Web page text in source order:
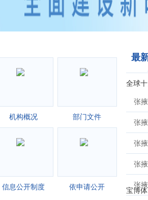
机构概况 部门文件
信息公开制度 依申请公开
最